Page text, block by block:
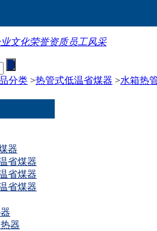
文化荣誉资质员工风采
分类 >热管式低温省煤器 >水箱热
器
省煤器
省煤器
省煤器
器